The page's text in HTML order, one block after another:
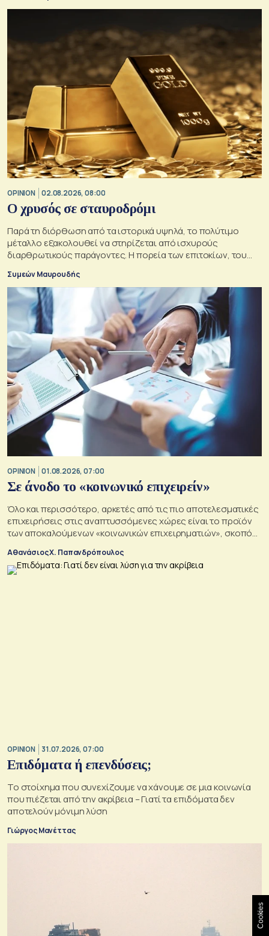
OPINION 02.08.2026, 08:00
O χρυσός σε σταυροδρόμι
Παρά τη διόρθωση από τα ιστορικά υψηλά, το πολύτιμο
μέταλλο εξακολουθεί να στηρίζεται από ισχυρούς
διαρθρωτικούς παράγοντες. Η πορεία των επιτοκίων, του
δολαρίου και της γεωπολιτικής αβεβαιότητας θα
καθορίσουν αν οι προϋποθέσεις για περαιτέρω άνοδο της
τιμής του παραμένουν ισχυρές
Συμεών Μαυρουδής
OPINION 01.08.2026, 07:00
Σε άνοδο το «κοινωνικό επιχειρείν»
Όλο και περισσότερο, αρκετές από τις πιο αποτελεσματικές
επιχειρήσεις στις αναπτυσσόμενες χώρες είναι το προϊόν
των αποκαλούμενων «κοινωνικών επιχειρηματιών», σκοπός
των οποίων είναι να αλλάξουν τον κόσμο προς το καλύτερο
σε μια εποχή σοβαρών διαρθρωτικών μετασχηματισμών και
συνακόλουθης αβεβαιότητας
Αθανάσιος Χ. Παπανδρόπουλος
OPINION 31.07.2026, 07:00
Επιδόματα ή επενδύσεις;
Το στοίχημα που συνεχίζουμε να χάνουμε σε μια κοινωνία
που πιέζεται από την ακρίβεια – Γιατί τα επιδόματα δεν
αποτελούν μόνιμη λύση
Γιώργος Μανέττας
Cookies